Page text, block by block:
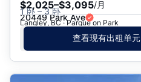
$2,025–$3,095/月
1 卧 – 3 卧
20449 Park Ave
Langley, BC · Parque on Park
查看现有出租单元